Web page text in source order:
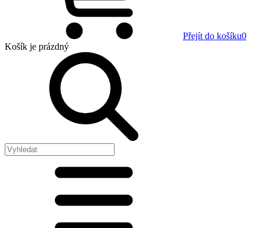
Přejít do košíku0
Košík je prázdný